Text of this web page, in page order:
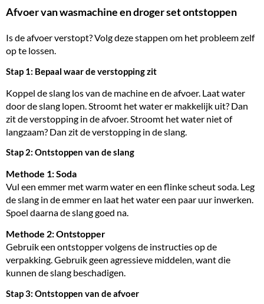
Afvoer van wasmachine en droger set ontstoppen
Is de afvoer verstopt? Volg deze stappen om het probleem zelf
op te lossen.
Stap 1: Bepaal waar de verstopping zit
Koppel de slang los van de machine en de afvoer. Laat water
door de slang lopen. Stroomt het water er makkelijk uit? Dan
zit de verstopping in de afvoer. Stroomt het water niet of
langzaam? Dan zit de verstopping in de slang.
Stap 2: Ontstoppen van de slang
Methode 1: Soda
Vul een emmer met warm water en een flinke scheut soda. Leg
de slang in de emmer en laat het water een paar uur inwerken.
Spoel daarna de slang goed na.
Methode 2: Ontstopper
Gebruik een ontstopper volgens de instructies op de
verpakking. Gebruik geen agressieve middelen, want die
kunnen de slang beschadigen.
Stap 3: Ontstoppen van de afvoer